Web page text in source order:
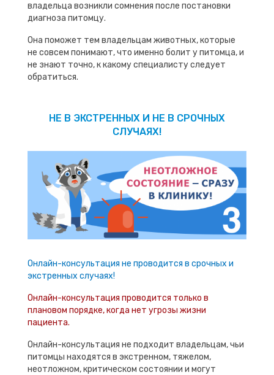
владельца возникли сомнения после постановки
диагноза питомцу.
Она поможет тем владельцам животных, которые
не совсем понимают, что именно болит у питомца, и
не знают точно, к какому специалисту следует
обратиться.
НЕ В ЭКСТРЕННЫХ И НЕ В СРОЧНЫХ
СЛУЧАЯХ!
Онлайн-консультация не проводится в срочных и
экстренных случаях!
Онлайн-консультация проводится только в
плановом порядке, когда нет угрозы жизни
пациента.
Онлайн-консультация не подходит владельцам, чьи
питомцы находятся в экстренном, тяжелом,
неотложном, критическом состоянии и могут